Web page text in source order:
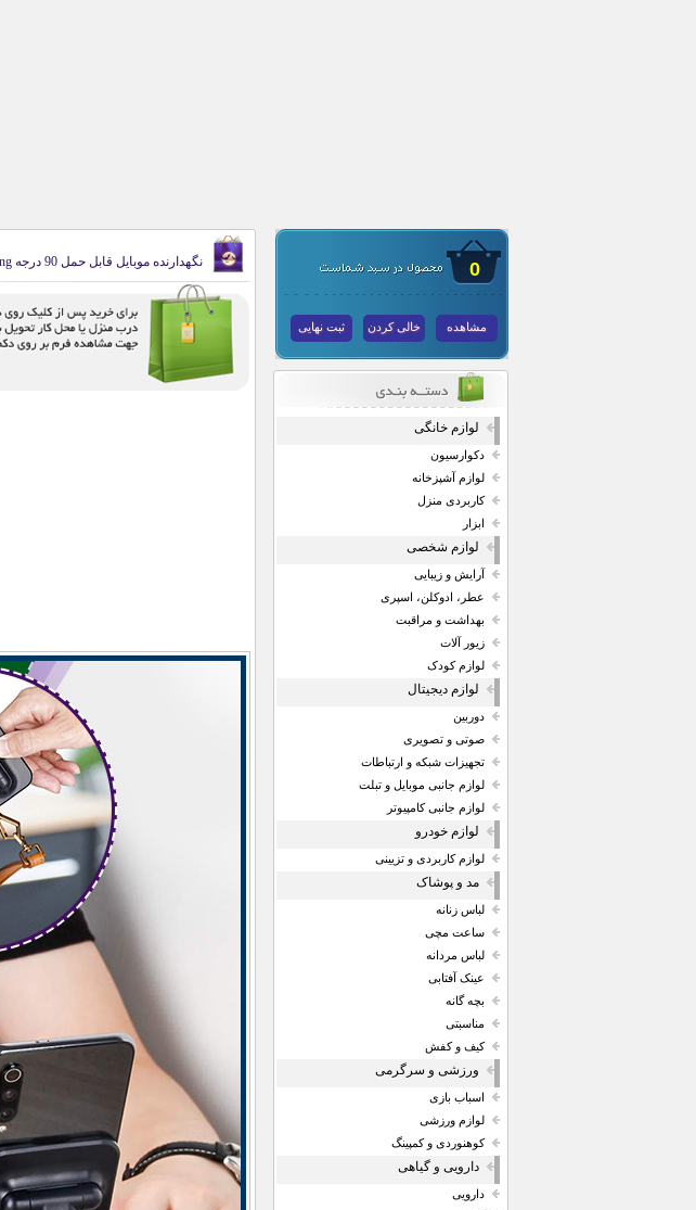
0
مشاهده خالی کردن ثبت نهایی
لوازم خانگی
دکوارسیون
لوازم آشپزخانه
کاربردی منزل
ابزار
لوازم شخصی
آرایش و زیبایی
عطر، ادوکلن، اسپری
بهداشت و مراقبت
زیور آلات
لوازم کودک
لوازم دیجیتال
دوربین
صوتی و تصویری
تجهیزات شبکه و ارتباطات
لوازم جانبی موبایل و تبلت
لوازم جانبی کامپیوتر
لوازم خودرو
لوازم کاربردی و تزیینی
مد و پوشاک
لباس زنانه
ساعت مچی
لباس مردانه
عینک آفتابی
بچه گانه
مناسبتی
کیف و کفش
ورزشی و سرگرمی
اسباب بازی
لوازم ورزشی
کوهنوردی و کمپینگ
دارویی و گیاهی
دارویی
نگهدارنده موبایل قابل حمل 90 درجه Amazing